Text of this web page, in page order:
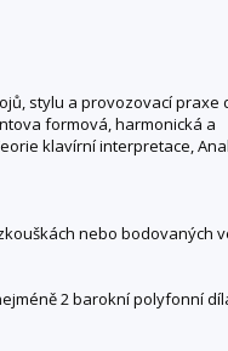
stylu a provozovací praxe
formová, harmonická a
klavírní interpretace,
nebo bodovaných
2 barokní polyfonní